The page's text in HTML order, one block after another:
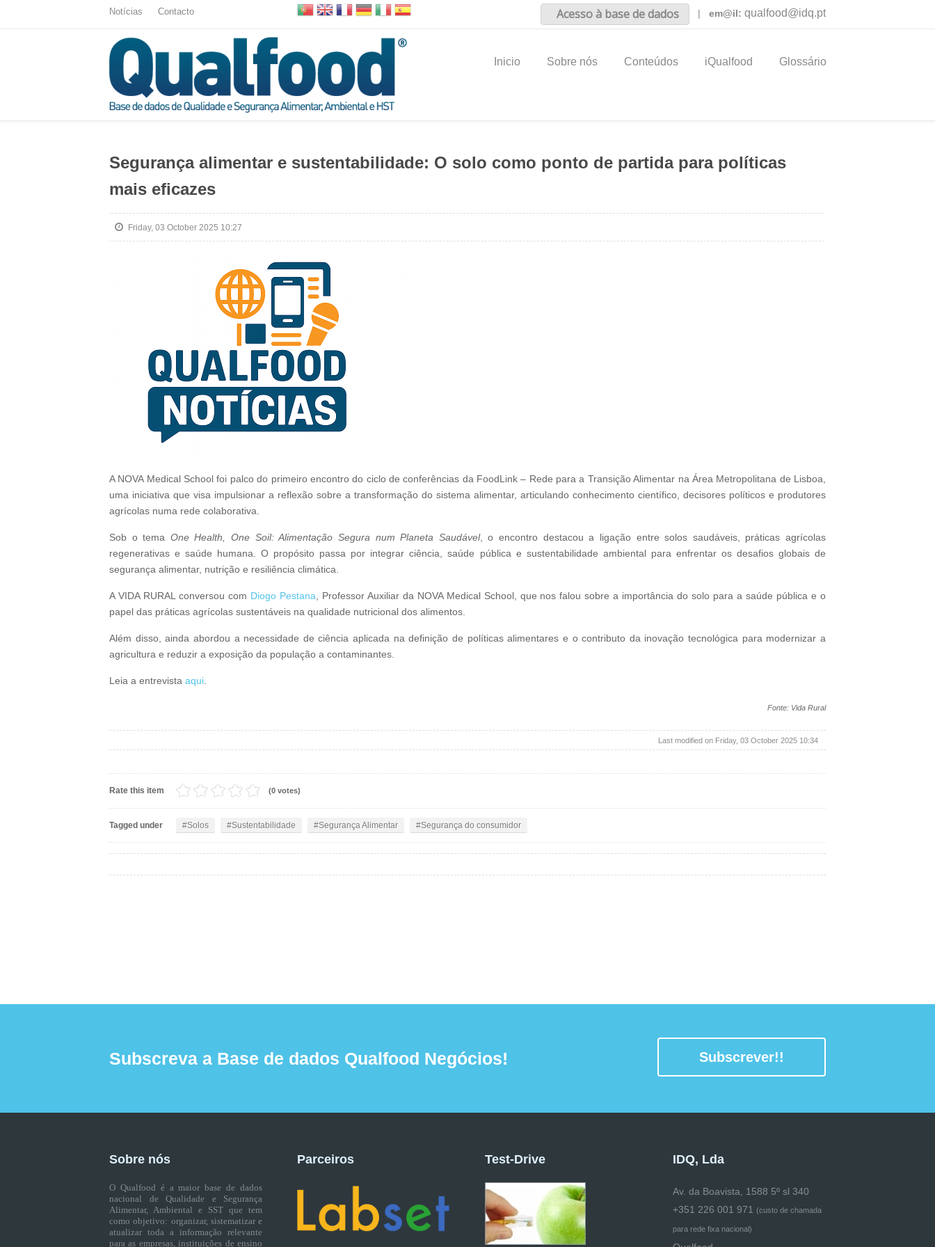
Notícias Contacto Acesso à base de dados | em@il: qualfood@idq.pt
Inicio Sobre nós Conteúdos iQualfood Glossário
Segurança alimentar e sustentabilidade: O solo como ponto de partida para políticas
mais eficazes
Friday, 03 October 2025 10:27
A NOVA Medical School foi palco do primeiro encontro do ciclo de conferências da FoodLink – Rede para a Transição Alimentar na Área Metropolitana de Lisboa,
uma iniciativa que visa impulsionar a reflexão sobre a transformação do sistema alimentar, articulando conhecimento científico, decisores políticos e produtores
agrícolas numa rede colaborativa.
Sob o tema One Health, One Soil: Alimentação Segura num Planeta Saudável, o encontro destacou a ligação entre solos saudáveis, práticas agrícolas
regenerativas e saúde humana. O propósito passa por integrar ciência, saúde pública e sustentabilidade ambiental para enfrentar os desafios globais de
segurança alimentar, nutrição e resiliência climática.
A VIDA RURAL conversou com Diogo Pestana , Professor Auxiliar da NOVA Medical School, que nos falou sobre a importância do solo para a saúde pública e o
papel das práticas agrícolas sustentáveis na qualidade nutricional dos alimentos.
Além disso, ainda abordou a necessidade de ciência aplicada na definição de políticas alimentares e o contributo da inovação tecnológica para modernizar a
agricultura e reduzir a exposição da população a contaminantes.
Leia a entrevista aqui
Fonte: Vida Rural
Last modified on Friday, 03 October 2025 10:34
Rate this item (0 votes)
Tagged under Solos Sustentabilidade Segurança Alimentar Segurança do consumidor
Subscreva a Base de dados Qualfood Negócios! Subscrever!!
Sobre nós
O Qualfood é a maior base de dados
nacional de Qualidade e Segurança
Alimentar, Ambiental e SST que tem
como objetivo: organizar, sistematizar e
atualizar toda a informação relevante
para as empresas, instituições de ensino
Parceiros Test-Drive IDQ, Lda
Av. da Boavista, 1588 5º sl 340
+351 226 001 971 (custo de chamada
para rede fixa nacional)